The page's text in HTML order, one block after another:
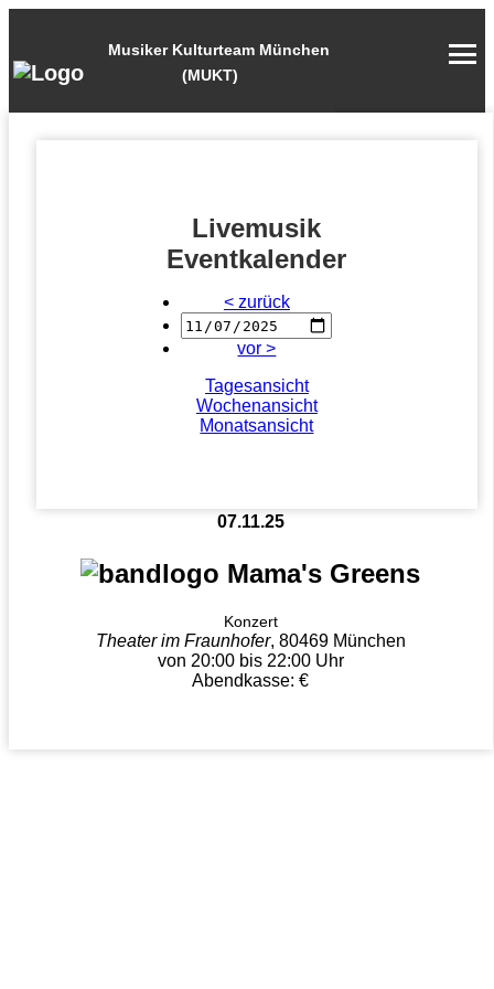
Musiker Kulturteam München
(MUKT)
Livemusik
Eventkalender
< zurück
vor >
Tagesansicht
Wochenansicht
Monatsansicht
07.11.25
Mama's Greens
Konzert
Theater im Fraunhofer, 80469 München
von 20:00 bis 22:00 Uhr
Abendkasse: €